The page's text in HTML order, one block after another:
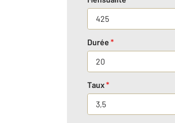
Durée *
Taux*